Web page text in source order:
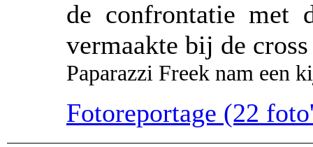
de confrontatie met
vermaakte bij de
Paparazzi Freek nam een
Fotoreportage (22